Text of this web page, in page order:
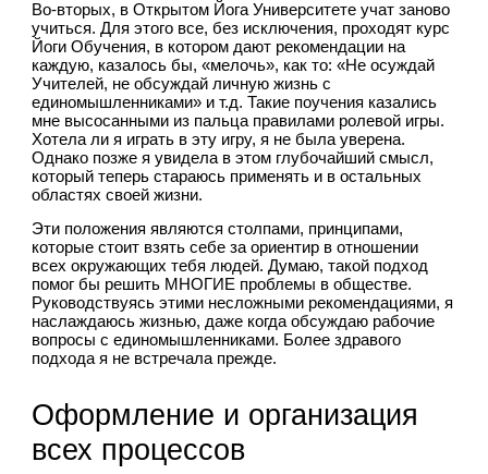
Во-вторых, в Открытом Йога Университете учат заново
учиться. Для этого все, без исключения, проходят курс
Йоги Обучения, в котором дают рекомендации на
каждую, казалось бы, «мелочь», как то: «Не осуждай
Учителей, не обсуждай личную жизнь с
единомышленниками» и т.д. Такие поучения казались
мне высосанными из пальца правилами ролевой игры.
Хотела ли я играть в эту игру, я не была уверена.
Однако позже я увидела в этом глубочайший смысл,
который теперь стараюсь применять и в остальных
областях своей жизни.
Эти положения являются столпами, принципами,
которые стоит взять себе за ориентир в отношении
всех окружающих тебя людей. Думаю, такой подход
помог бы решить МНОГИЕ проблемы в обществе.
Руководствуясь этими несложными рекомендациями, я
наслаждаюсь жизнью, даже когда обсуждаю рабочие
вопросы с единомышленниками. Более здравого
подхода я не встречала прежде.
Оформление и организация
всех процессов